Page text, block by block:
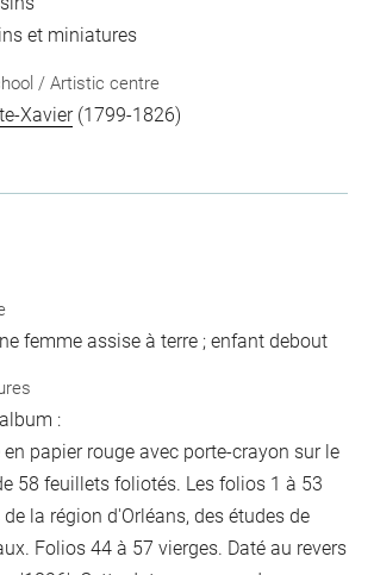
et miniatures
/ Artistic centre
Xavier(1799-1826)
femme assise à terre ; enfant debout
:
papier rouge avec porte-crayon sur le
58 feuillets foliotés. Les folios 1 à 53
la région d'Orléans, des études de
Folios 44 à 57 vierges. Daté au revers